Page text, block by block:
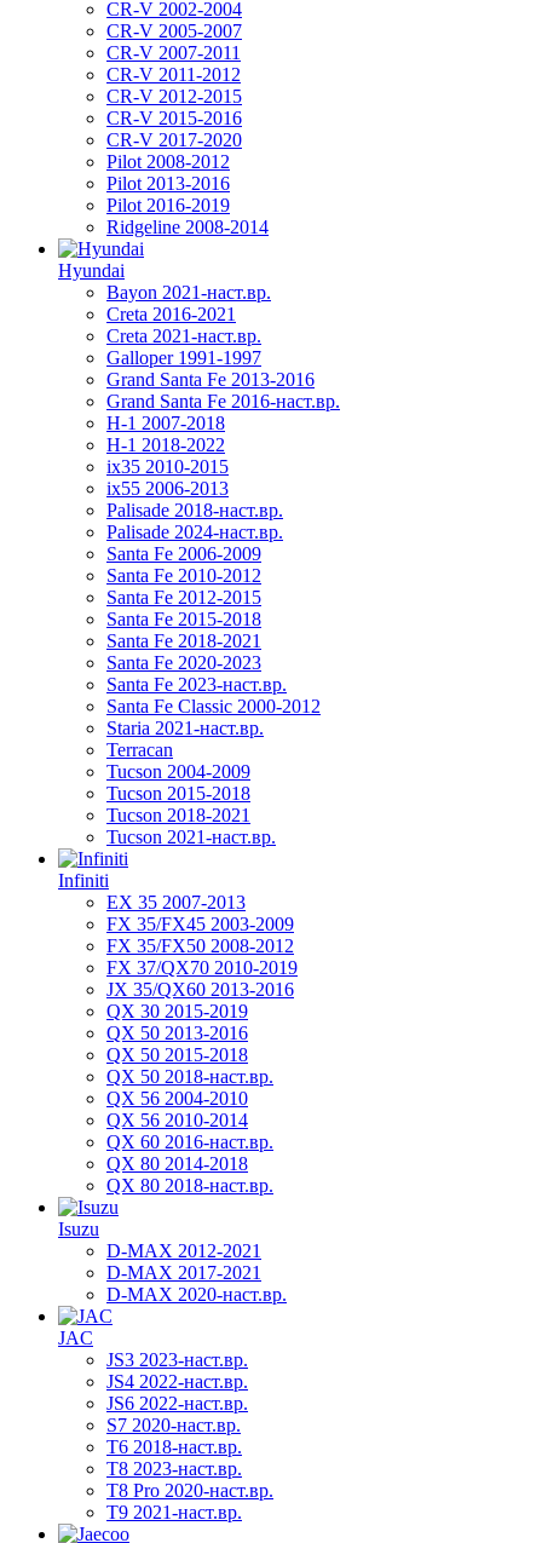
CR-V 2002-2004
CR-V 2005-2007
CR-V 2007-2011
CR-V 2011-2012
CR-V 2012-2015
CR-V 2015-2016
CR-V 2017-2020
Pilot 2008-2012
Pilot 2013-2016
Pilot 2016-2019
Ridgeline 2008-2014
Hyundai
Bayon 2021-наст.вр.
Creta 2016-2021
Creta 2021-наст.вр.
Galloper 1991-1997
Grand Santa Fe 2013-2016
Grand Santa Fe 2016-наст.вр.
H-1 2007-2018
H-1 2018-2022
ix35 2010-2015
ix55 2006-2013
Palisade 2018-наст.вр.
Palisade 2024-наст.вр.
Santa Fe 2006-2009
Santa Fe 2010-2012
Santa Fe 2012-2015
Santa Fe 2015-2018
Santa Fe 2018-2021
Santa Fe 2020-2023
Santa Fe 2023-наст.вр.
Santa Fe Classic 2000-2012
Staria 2021-наст.вр.
Terracan
Tucson 2004-2009
Tucson 2015-2018
Tucson 2018-2021
Tucson 2021-наст.вр.
Infiniti
EX 35 2007-2013
FX 35/FX45 2003-2009
FX 35/FX50 2008-2012
FX 37/QX70 2010-2019
JX 35/QX60 2013-2016
QX 30 2015-2019
QX 50 2013-2016
QX 50 2015-2018
QX 50 2018-наст.вр.
QX 56 2004-2010
QX 56 2010-2014
QX 60 2016-наст.вр.
QX 80 2014-2018
QX 80 2018-наст.вр.
Isuzu
D-MAX 2012-2021
D-MAX 2017-2021
D-MAX 2020-наст.вр.
JAC
JS3 2023-наст.вр.
JS4 2022-наст.вр.
JS6 2022-наст.вр.
S7 2020-наст.вр.
T6 2018-наст.вр.
T8 2023-наст.вр.
T8 Pro 2020-наст.вр.
T9 2021-наст.вр.